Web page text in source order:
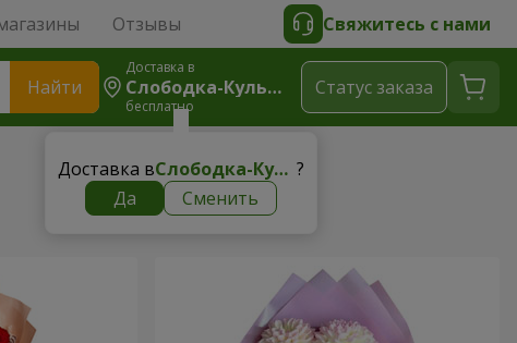
Отзывы Свяжитесь с нами
Найти
Доставка в
Слободка-Кульчиевецкая
бесплатно
Доставка в Слободка-Кульчиевецкая ?
Да
Сменить
Cтатус заказа